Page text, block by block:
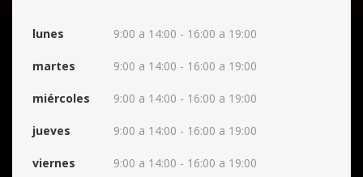
lunes 9:00 a 14:00 - 16:00 a 19:00
martes 9:00 a 14:00 - 16:00 a 19:00
miércoles 9:00 a 14:00 - 16:00 a 19:00
jueves 9:00 a 14:00 - 16:00 a 19:00
viernes 9:00 a 14:00 - 16:00 a 19:00